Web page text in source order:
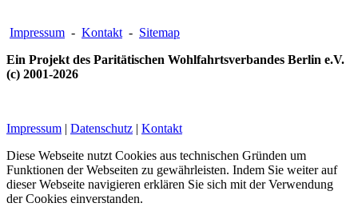
Impressum - Kontakt - Sitemap
Ein Projekt des Paritätischen Wohlfahrtsverbandes Berlin e.V.
(c) 2001-2026
Impressum | Datenschutz | Kontakt
Diese Webseite nutzt Cookies aus technischen Gründen um
Funktionen der Webseiten zu gewährleisten. Indem Sie weiter auf
dieser Webseite navigieren erklären Sie sich mit der Verwendung
der Cookies einverstanden.